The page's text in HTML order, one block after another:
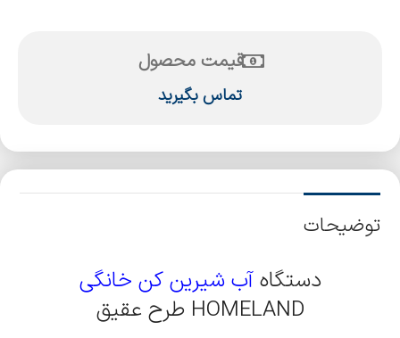
قیمت محصول
تماس بگیرید
توضیحات
دستگاهآب شيرين کن خانگي
HOMELAND طرح عقیق